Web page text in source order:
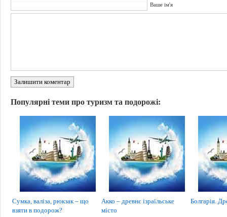
Ваше ім'я
Залишити коментар
Популярні теми про туризм та подорожі:
Сумка, валіза, рюкзак – що
взяти в подорож?
Акко – древнє ізраїльське
місто
Болгарія.